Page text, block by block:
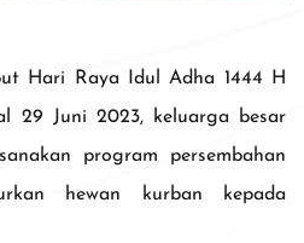
Hari Raya Idul Adha 1444 H
29 Juni 2023, keluarga besar
program persembahan
hewan kurban kepada